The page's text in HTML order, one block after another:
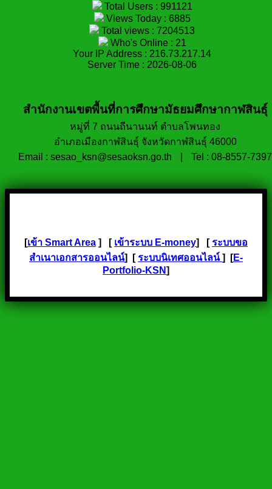
Total Users : 991121
Views Today : 6885
Total views : 7204513
Who's Online : 21
Your IP Address : 216.73.217.14
Server Time : 2026-08-06
สำนักงานเขตพื้นที่การศึกษามัธยมศึกษากาฬสินธุ์
หมู่ที่ 7 ถนนถีนานนท์ ตำบลโพนทอง
อำเภอเมืองกาฬสินธุ์ จังหวัดกาฬสินธุ์ 46000
Email : sesao_ksn@sesaoksn.go.th
Tel : 08-8557-7397
[เข้า Smart Area ] [ เข้าระบบ E-money] [ระบบขอ
สำเนาเอกสารออนไลน์] [ระบบนิเทศออนไลน์] [E-
Portfolio-KSN]